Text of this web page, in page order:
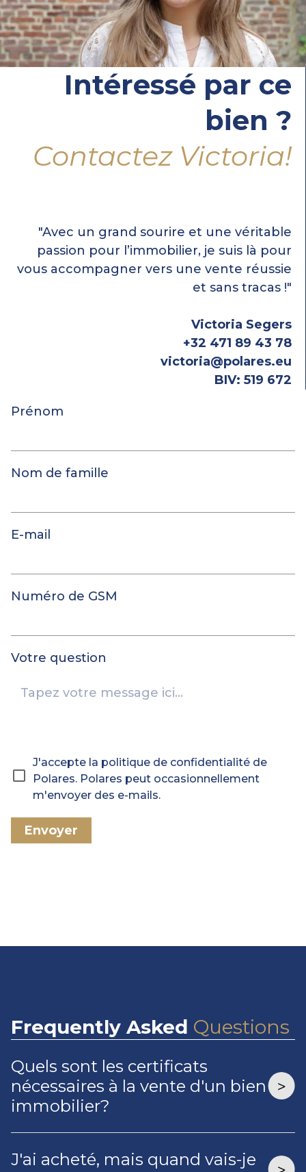
Intéressé par ce
bien ?
Contactez Victoria!
"Avec un grand sourire et une véritable
passion pour l’immobilier, je suis là pour
vous accompagner vers une vente réussie
et sans tracas !"
Victoria Segers
+32 471 89 43 78
victoria@polares.eu
BIV: 519 672
Prénom
Nom de famille
E-mail
Numéro de GSM
Votre question
J'accepte la politique de confidentialité de
Polares. Polares peut occasionnellement
m'envoyer des e-mails.
Envoyer
Frequently Asked Questions
Quels sont les certificats
nécessaires à la vente d'un bien
immobilier?
J'ai acheté, mais quand vais-je